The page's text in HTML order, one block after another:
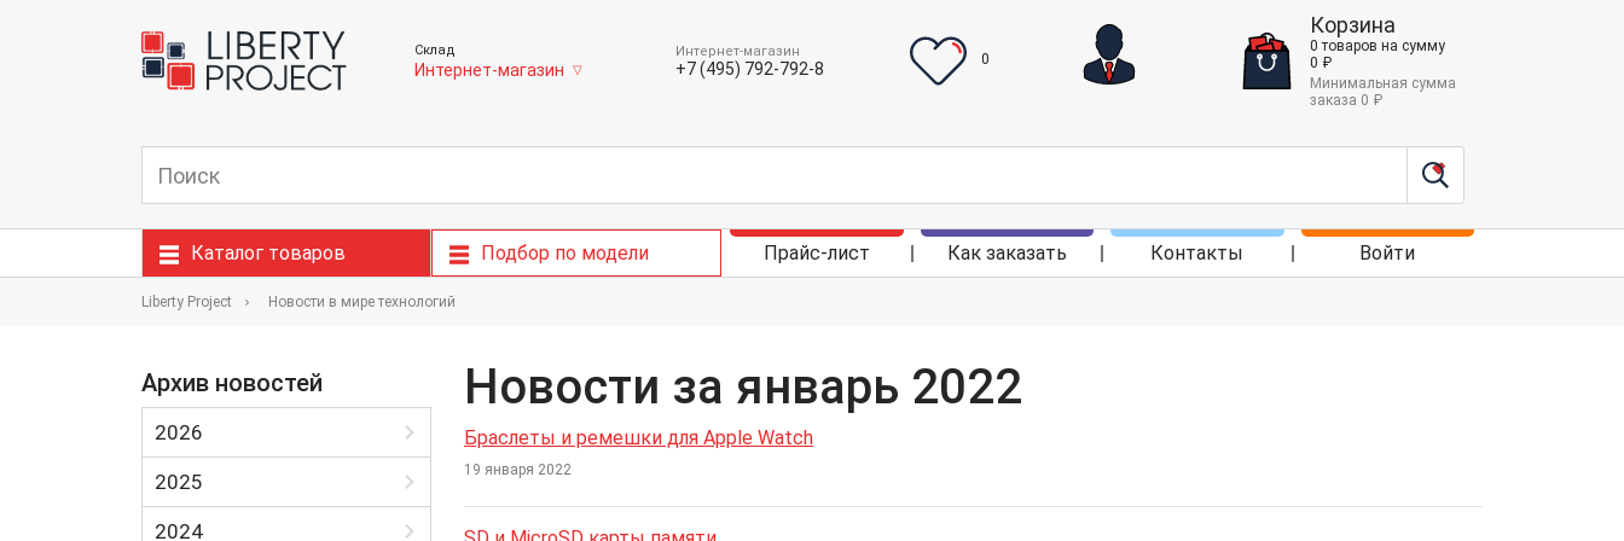
Склад
Интернет-магазин ▽
Интернет-магазин
+7 (495) 792-792-8
0
Корзина
0 товаров на сумму
0 ₽
Минимальная сумма
заказа 0 ₽
Каталог товаров Подбор по модели Прайс-лист Как заказать Контакты Войти
Liberty Project Новости в мире технологий
Архив новостей
2026
Январь
Февраль
2025
Январь
2024
Новости за январь 2022
Браслеты и ремешки для Apple Watch
19 января 2022